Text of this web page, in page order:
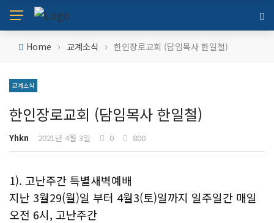
Home › 교계소식 › 한인장로교회 (담임목사 한일철)
교계소식
한인장로교회 (담임목사 한일철)
Yhkn 2021년 4월 3일 0 800
1). 고난주간 특별새벽예배
지난 3월29(월)일 부터 4월3(토)일까지 일주일간 매일
오전 6시, 고난주간